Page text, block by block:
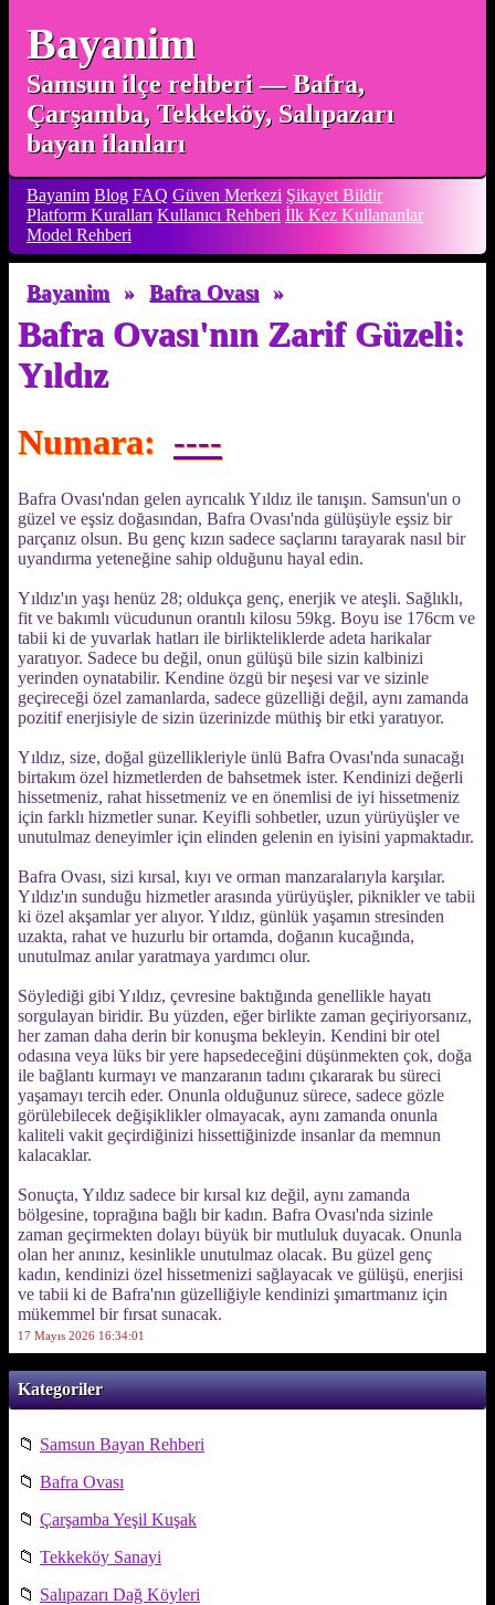
Bayanim
Samsun ilçe rehberi — Bafra,
Çarşamba, Tekkeköy, Salıpazarı
bayan ilanları
Bayanim Blog FAQ Güven Merkezi Şikayet Bildir
Platform Kuralları Kullanıcı Rehberi İlk Kez Kullananlar
Model Rehberi
Kategoriler
📁 Samsun Bayan Rehberi
📁 Bafra Ovası
📁 Çarşamba Yeşil Kuşak
📁 Tekkeköy Sanayi
📁 Salıpazarı Dağ Köyleri
Bayanim » Bafra Ovası »
Bafra Ovası'nın Zarif Güzeli:
Yıldız
Numara: ----
Bafra Ovası'ndan gelen ayrıcalık Yıldız ile tanışın. Samsun'un o
güzel ve eşsiz doğasından, Bafra Ovası'nda gülüşüyle eşsiz bir
parçanız olsun. Bu genç kızın sadece saçlarını tarayarak nasıl bir
uyandırma yeteneğine sahip olduğunu hayal edin.
Yıldız'ın yaşı henüz 28; oldukça genç, enerjik ve ateşli. Sağlıklı,
fit ve bakımlı vücudunun orantılı kilosu 59kg. Boyu ise 176cm ve
tabii ki de yuvarlak hatları ile birlikteliklerde adeta harikalar
yaratıyor. Sadece bu değil, onun gülüşü bile sizin kalbinizi
yerinden oynatabilir. Kendine özgü bir neşesi var ve sizinle
geçireceği özel zamanlarda, sadece güzelliği değil, aynı zamanda
pozitif enerjisiyle de sizin üzerinizde müthiş bir etki yaratıyor.
Yıldız, size, doğal güzellikleriyle ünlü Bafra Ovası'nda sunacağı
birtakım özel hizmetlerden de bahsetmek ister. Kendinizi değerli
hissetmeniz, rahat hissetmeniz ve en önemlisi de iyi hissetmeniz
için farklı hizmetler sunar. Keyifli sohbetler, uzun yürüyüşler ve
unutulmaz deneyimler için elinden gelenin en iyisini yapmaktadır.
Bafra Ovası, sizi kırsal, kıyı ve orman manzaralarıyla karşılar.
Yıldız'ın sunduğu hizmetler arasında yürüyüşler, piknikler ve tabii
ki özel akşamlar yer alıyor. Yıldız, günlük yaşamın stresinden
uzakta, rahat ve huzurlu bir ortamda, doğanın kucağında,
unutulmaz anılar yaratmaya yardımcı olur.
Söylediği gibi Yıldız, çevresine baktığında genellikle hayatı
sorgulayan biridir. Bu yüzden, eğer birlikte zaman geçiriyorsanız,
her zaman daha derin bir konuşma bekleyin. Kendini bir otel
odasına veya lüks bir yere hapsedeceğini düşünmekten çok, doğa
ile bağlantı kurmayı ve manzaranın tadını çıkararak bu süreci
yaşamayı tercih eder. Onunla olduğunuz sürece, sadece gözle
görülebilecek değişiklikler olmayacak, aynı zamanda onunla
kaliteli vakit geçirdiğinizi hissettiğinizde insanlar da memnun
kalacaklar.
Sonuçta, Yıldız sadece bir kırsal kız değil, aynı zamanda
bölgesine, toprağına bağlı bir kadın. Bafra Ovası'nda sizinle
zaman geçirmekten dolayı büyük bir mutluluk duyacak. Onunla
olan her anınız, kesinlikle unutulmaz olacak. Bu güzel genç
kadın, kendinizi özel hissetmenizi sağlayacak ve gülüşü, enerjisi
ve tabii ki de Bafra'nın güzelliğiyle kendinizi şımartmanız için
mükemmel bir fırsat sunacak.
17 Mayıs 2026 16:34:01